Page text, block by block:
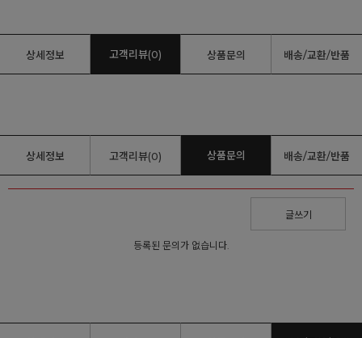
상세정보 고객리뷰(0) 상품문의 배송/교환/반품
상세정보 고객리뷰(0) 상품문의 배송/교환/반품
글쓰기
등록된 문의가 없습니다.